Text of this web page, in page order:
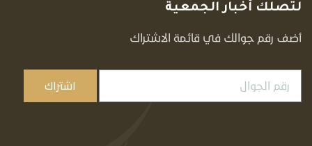
لتصلك أخبار الجمعية
أضف رقم جوالك في قائمة الاشتراك
اشتراك